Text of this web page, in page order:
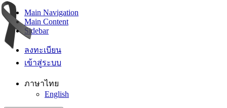
Main Navigation
Main Content
Sidebar
ลงทะเบียน
เข้าสู่ระบบ
ภาษาไทย
English